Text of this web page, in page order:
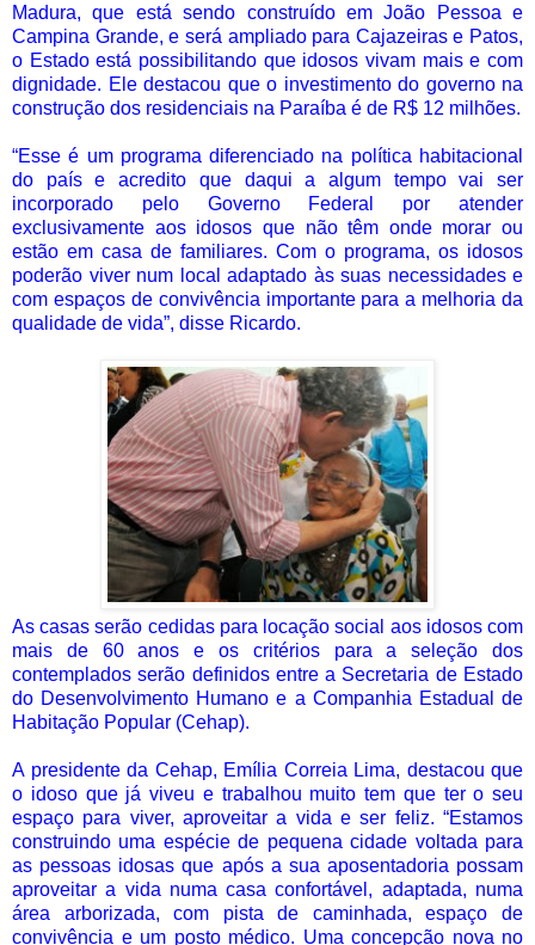
Madura, que está sendo construído em João Pessoa e
Campina Grande, e será ampliado para Cajazeiras e Patos,
o Estado está possibilitando que idosos vivam mais e com
dignidade. Ele destacou que o investimento do governo na
construção dos residenciais na Paraíba é de R$ 12 milhões.
“Esse é um programa diferenciado na política habitacional
do país e acredito que daqui a algum tempo vai ser
incorporado pelo Governo Federal por atender
exclusivamente aos idosos que não têm onde morar ou
estão em casa de familiares. Com o programa, os idosos
poderão viver num local adaptado às suas necessidades e
com espaços de convivência importante para a melhoria da
qualidade de vida”, disse Ricardo.
As casas serão cedidas para locação social aos idosos com
mais de 60 anos e os critérios para a seleção dos
contemplados serão definidos entre a Secretaria de Estado
do Desenvolvimento Humano e a Companhia Estadual de
Habitação Popular (Cehap).
A presidente da Cehap, Emília Correia Lima, destacou que
o idoso que já viveu e trabalhou muito tem que ter o seu
espaço para viver, aproveitar a vida e ser feliz. “Estamos
construindo uma espécie de pequena cidade voltada para
as pessoas idosas que após a sua aposentadoria possam
aproveitar a vida numa casa confortável, adaptada, numa
área arborizada, com pista de caminhada, espaço de
convivência e um posto médico. Uma concepção nova no